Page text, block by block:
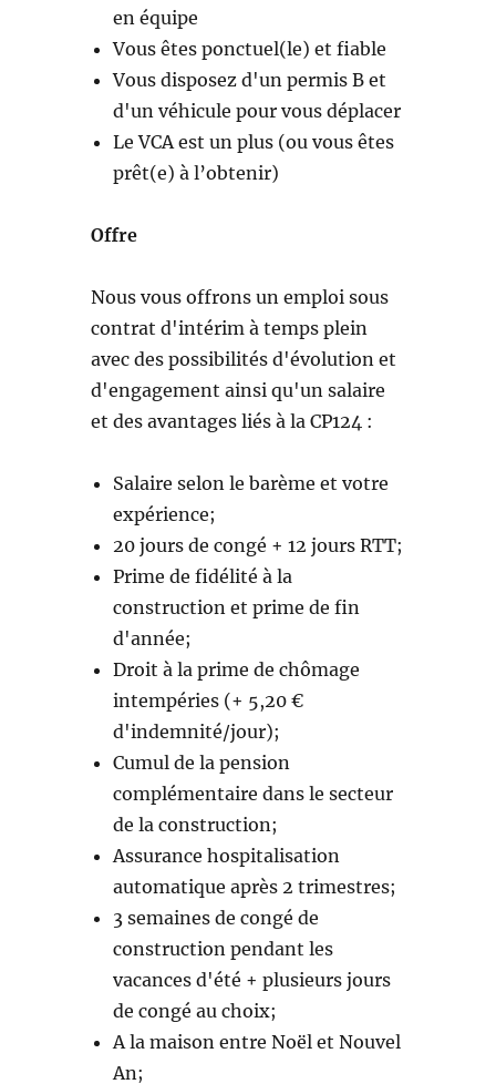
en équipe
Vous êtes ponctuel(le) et fiable
Vous disposez d'un permis B et
d'un véhicule pour vous déplacer
Le VCA est un plus (ou vous êtes
prêt(e) à l’obtenir)
Offre
Nous vous offrons un emploi sous
contrat d'intérim à temps plein
avec des possibilités d'évolution et
d'engagement ainsi qu'un salaire
et des avantages liés à la CP124 :
Salaire selon le barème et votre
expérience;
20 jours de congé + 12 jours RTT;
Prime de fidélité à la
construction et prime de fin
d'année;
Droit à la prime de chômage
intempéries (+ 5,20 €
d'indemnité/jour);
Cumul de la pension
complémentaire dans le secteur
de la construction;
Assurance hospitalisation
automatique après 2 trimestres;
3 semaines de congé de
construction pendant les
vacances d'été + plusieurs jours
de congé au choix;
A la maison entre Noël et Nouvel
An;